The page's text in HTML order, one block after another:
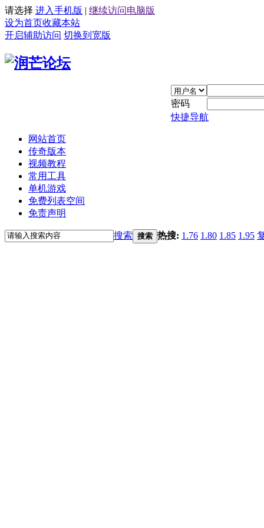
请选择 进入手机版 | 继续访问电脑版
设为首页收藏本站
开启辅助访问 切换到宽版
密码
快捷导航
网站首页
传奇版本
视频教程
常用工具
单机游戏
免费列表空间
免责声明
搜索 搜索 热搜: 1.76 1.80 1.85 1.95